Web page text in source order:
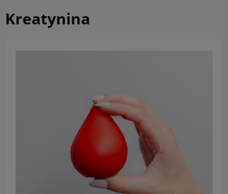
Kreatynina